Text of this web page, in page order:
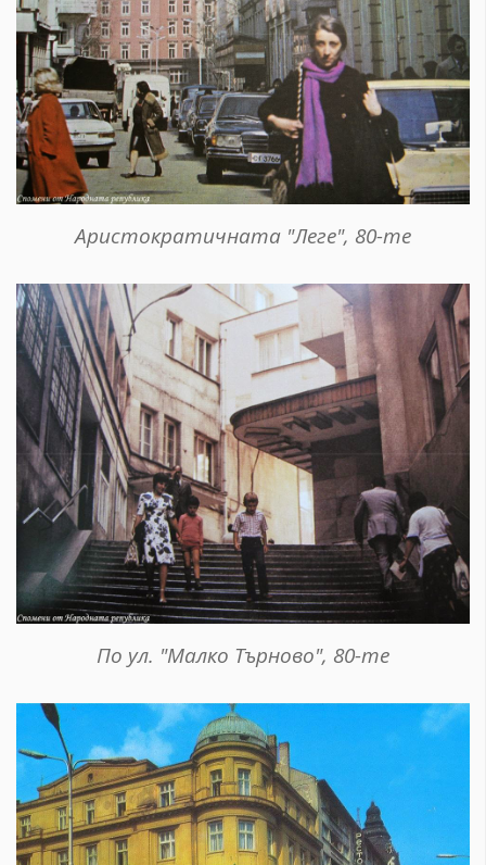
Аристократичната "Леге", 80-те
По ул. "Малко Търново", 80-те